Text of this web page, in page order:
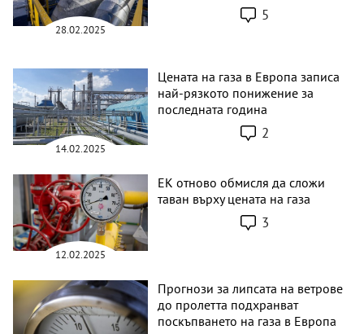
28.02.2025
5
14.02.2025
Цената на газа в Европа записа
най-рязкото понижение за
последната година
2
12.02.2025
ЕК отново обмисля да сложи
таван върху цената на газа
3
Прогнози за липсата на ветрове
до пролетта подхранват
поскъпването на газа в Европа